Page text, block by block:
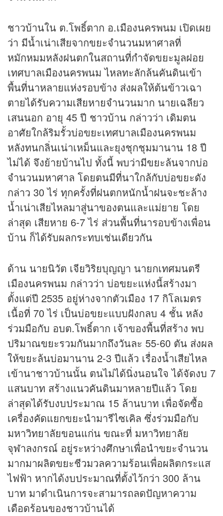
ชาวบ้านใน ต.โพธิ์ตาก อ.เมืองนครพนม เปิดเผย
ว่า มีน้ำเน่าเสียจากขยะจำนวนมหาศาลที่
หมักหมมหลังฝนตกในสถานที่กำจัดขยะมูลฝอย
เทศบาลเมืองนครพนม ไหลทะลักล้นคันดินเข้า
พื้นที่นาหลายแห่งรอบข้าง ส่งผลให้ต้นข้าวเฉา
ตายได้รับความเสียหายจำนวนมาก นายเฉลียว
เสนนอก อายุ 45 ปี ชาวบ้าน กล่าวว่า เดิมตน
อาศัยใกล้ริมรั้วบ่อขยะเทศบาลเมืองนครพนม
หลังทนกลิ่นเน่าเหม็นและยุงชุกชุมมานาน 18 ปี
ไม่ได้ จึงย้ายบ้านไป ทั้งนี้ พบว่ามีขยะล้นจากบ่อ
จำนวนมหาศาล โดยตนมีที่นาใกล้กับบ่อขยะดัง
กล่าว 30 ไร่ ทุกครั้งที่ฝนตกหนักน้ำฝนจะชะล้าง
น้ำเน่าเสียไหลมาสู่นาของตนและแม่ยาย โดย
ล่าสุด เสียหาย 6-7 ไร่ ส่วนพื้นที่นารอบข้างเพื่อน
บ้าน ก็ได้รับผลกระทบเช่นเดียวกัน
ด้าน นายนิวัต เจียวิริยบุญญา นายกเทศมนตรี
เมืองนครพนม กล่าวว่า บ่อขยะแห่งนี้สร้างมา
ตั้งแต่ปี 2535 อยู่ห่างจากตัวเมือง 17 กิโลเมตร
เนื้อที่ 70 ไร่ เป็นบ่อขยะแบบฝังกลบ 4 ชั้น หลัง
ร่วมมือกับ อบต.โพธิ์ตาก เจ้าของพื้นที่สร้าง พบ
ปริมาณขยะรวมกันมากถึงวันละ 55-60 ตัน ส่งผล
ให้ขยะล้นบ่อมานาน 2-3 ปีแล้ว เรื่องน้ำเสียไหล
เข้านาชาวบ้านนั้น ตนไม่ได้นิ่งนอนใจ ได้จัดงบ 7
แสนบาท สร้างแนวคันดินมาหลายปีแล้ว โดย
ล่าสุดได้รับงบประมาณ 15 ล้านบาท เพื่อจัดซื้อ
เครื่องคัดแยกขยะนำมารีไซเคิล ซึ่งร่วมมือกับ
มหาวิทยาลัยขอนแก่น ขณะที่ มหาวิทยาลัย
จุฬาลงกรณ์ อยู่ระหว่างศึกษาเพื่อนำขยะจำนวน
มากมาผลิตขยะชีวมวลความร้อนเพื่อผลิตกระแส
ไฟฟ้า หากได้งบประมาณที่ตั้งไว้กว่า 300 ล้าน
บาท มาดำเนินการจะสามารถลดปัญหาความ
เดือดร้อนของชาวบ้านได้